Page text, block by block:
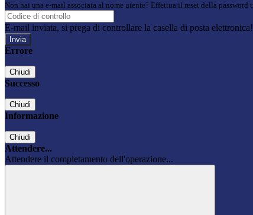
Non hai una e-mail associata al nome utente? Effettua il reset della password
E-mail inviata, si prega di controllare la casella di posta elettronica!
Errore
Chiudi
Successo
Chiudi
Informazione
Chiudi
Attendere...
Attendere il completamento dell'operazione...